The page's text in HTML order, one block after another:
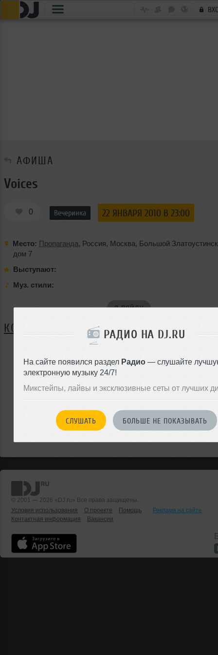
РАДИО НА DJ.RU
На сайте появился раздел Радио — слушайте
электронную музыку 24/7!
Микстейпы, лайвы и эксклюзивные сеты от лучших
СЛУШАТЬ БОЛЬШЕ НЕ ПОКАЗЫВАТЬ
АФИША
Voices
0 Вечеринка 22 ЯНВАРЯ 2010 В 23:00
Место: Пропаганда, Россия, Москва, Большой
дом 7
Выступают:
Муз. стили:
Я ПОЙДУ
КОММЕНТАРИИ
ЗАРЕГИСТРИРУЙТЕСЬ
Или
© 2001 — 2026 «DJ.ru» Все права защищены.
Условия использования
О проекте Помощь
Реклама на сайте
Контактная информация
Вакансии